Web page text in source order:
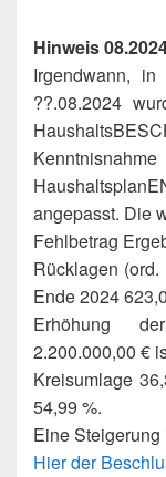
Hinweis
Irgendwann,
??.08.2024
angepasst. Die
Fehlbetrag
Rücklagen
Ende 2024
Erhöhung
2.200.000,00 €
Kreisumlage
54,99 %.
Eine Steigerung
Hier der